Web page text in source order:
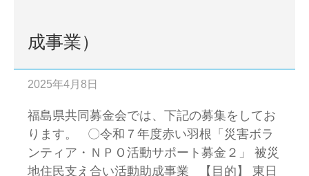
成事業）
2025年4月8日
福島県共同募金会では、下記の募集をしてお
ります。 〇令和７年度赤い羽根「災害ボラ
ンティア・ＮＰＯ活動サポート募金２」 被災
地住民支え合い活動助成事業 【目的】 東日